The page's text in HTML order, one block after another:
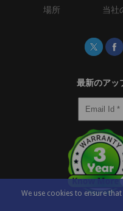
場所 当社
最新のアッ
We use cookies to ensure